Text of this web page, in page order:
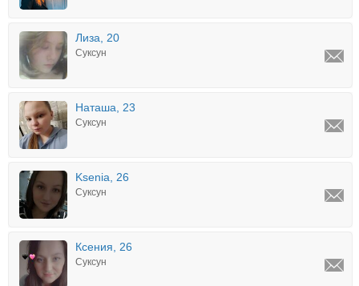
Лиза, 20
Суксун
Наташа, 23
Суксун
Ksenia, 26
Суксун
Ксения, 26
Суксун